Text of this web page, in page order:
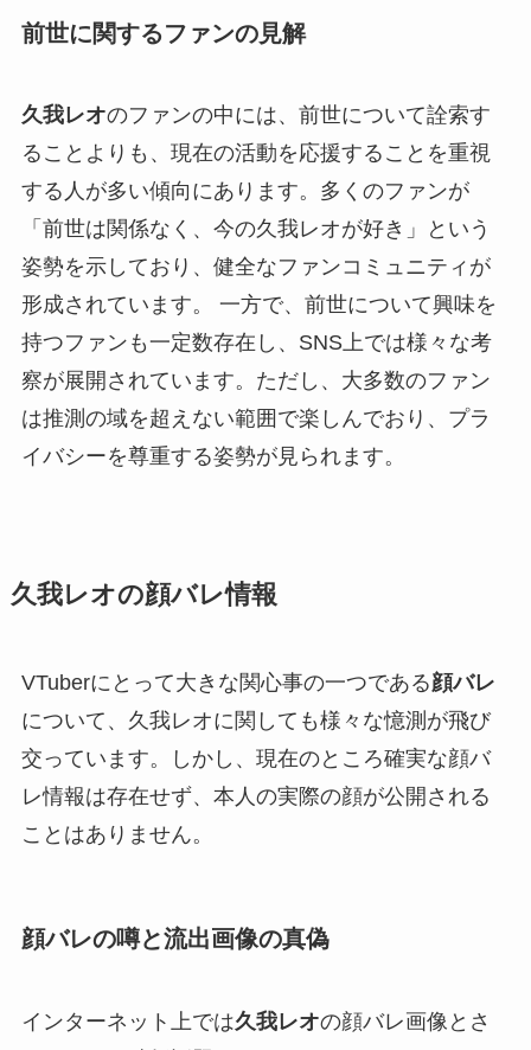
前世に関するファンの見解
久我レオのファンの中には、前世について詮索す
ることよりも、現在の活動を応援することを重視
する人が多い傾向にあります。多くのファンが
「前世は関係なく、今の久我レオが好き」という
姿勢を示しており、健全なファンコミュニティが
形成されています。 一方で、前世について興味を
持つファンも一定数存在し、SNS上では様々な考
察が展開されています。ただし、大多数のファン
は推測の域を超えない範囲で楽しんでおり、プラ
イバシーを尊重する姿勢が見られます。
久我レオの顔バレ情報
VTuberにとって大きな関心事の一つである顔バレ
について、久我レオに関しても様々な憶測が飛び
交っています。しかし、現在のところ確実な顔バ
レ情報は存在せず、本人の実際の顔が公開される
ことはありません。
顔バレの噂と流出画像の真偽
インターネット上では久我レオの顔バレ画像とさ